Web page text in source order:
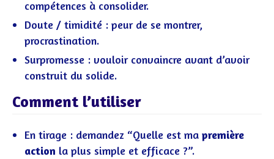
compétences à consolider.
Doute / timidité : peur de se montrer,
procrastination.
Surpromesse : vouloir convaincre avant d’avoir
construit du solide.
Comment l’utiliser
En tirage : demandez “Quelle est ma première
action la plus simple et efficace ?”.